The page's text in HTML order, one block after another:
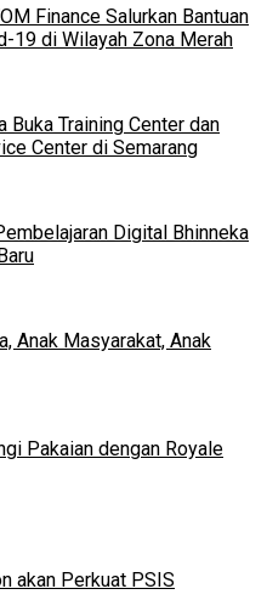
Finance Salurkan Bantuan
19 di Wilayah Zona Merah
Buka Training Center dan
Center di Semarang
Digital Bhinneka
Anak Masyarakat, Anak
Pakaian dengan Royale
akan Perkuat PSIS